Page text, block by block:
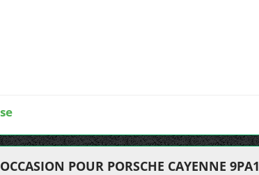
POUR PORSCHE CAYENNE 9PA1